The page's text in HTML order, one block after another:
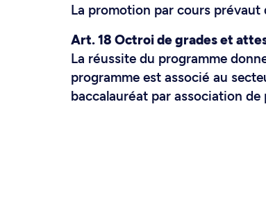
La promotion par cours prévaut
Art. 18 Octroi de grades et
La réussite du programme
programme est associé au
baccalauréat par association de